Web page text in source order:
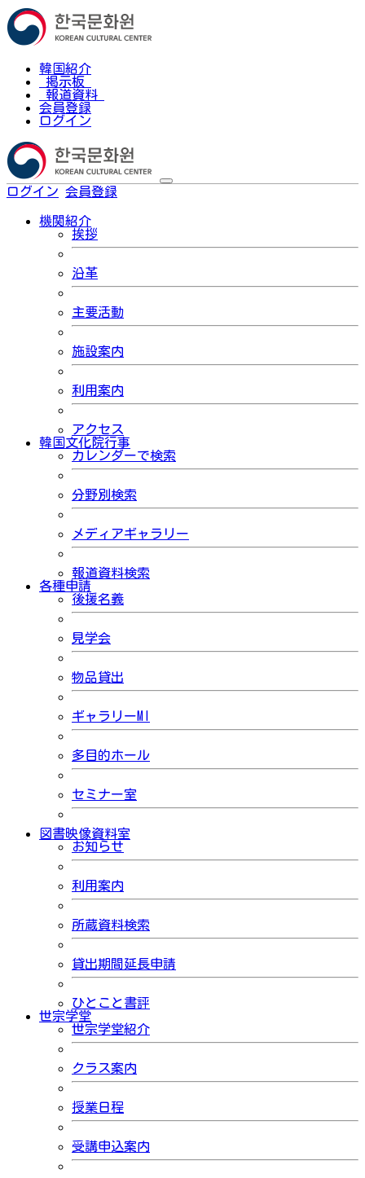
韓国紹介
掲示板
報道資料
会員登録
ログイン
ログイン 会員登録
機関紹介
挨拶
沿革
主要活動
施設案内
利用案内
アクセス
韓国文化院行事
カレンダーで検索
分野別検索
メディアギャラリー
報道資料検索
各種申請
後援名義
見学会
物品貸出
ギャラリーMI
多目的ホール
セミナー室
図書映像資料室
お知らせ
利用案内
所蔵資料検索
貸出期間延長申請
ひとこと書評
世宗学堂
世宗学堂紹介
クラス案内
授業日程
受講申込案内